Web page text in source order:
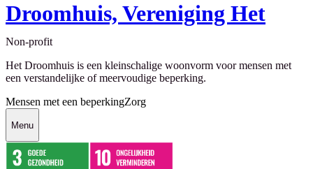
Droomhuis, Vereniging Het
Non-profit
Het Droomhuis is een kleinschalige woonvorm voor mensen met
een verstandelijke of meervoudige beperking.
Mensen met een beperkingZorg
Menu